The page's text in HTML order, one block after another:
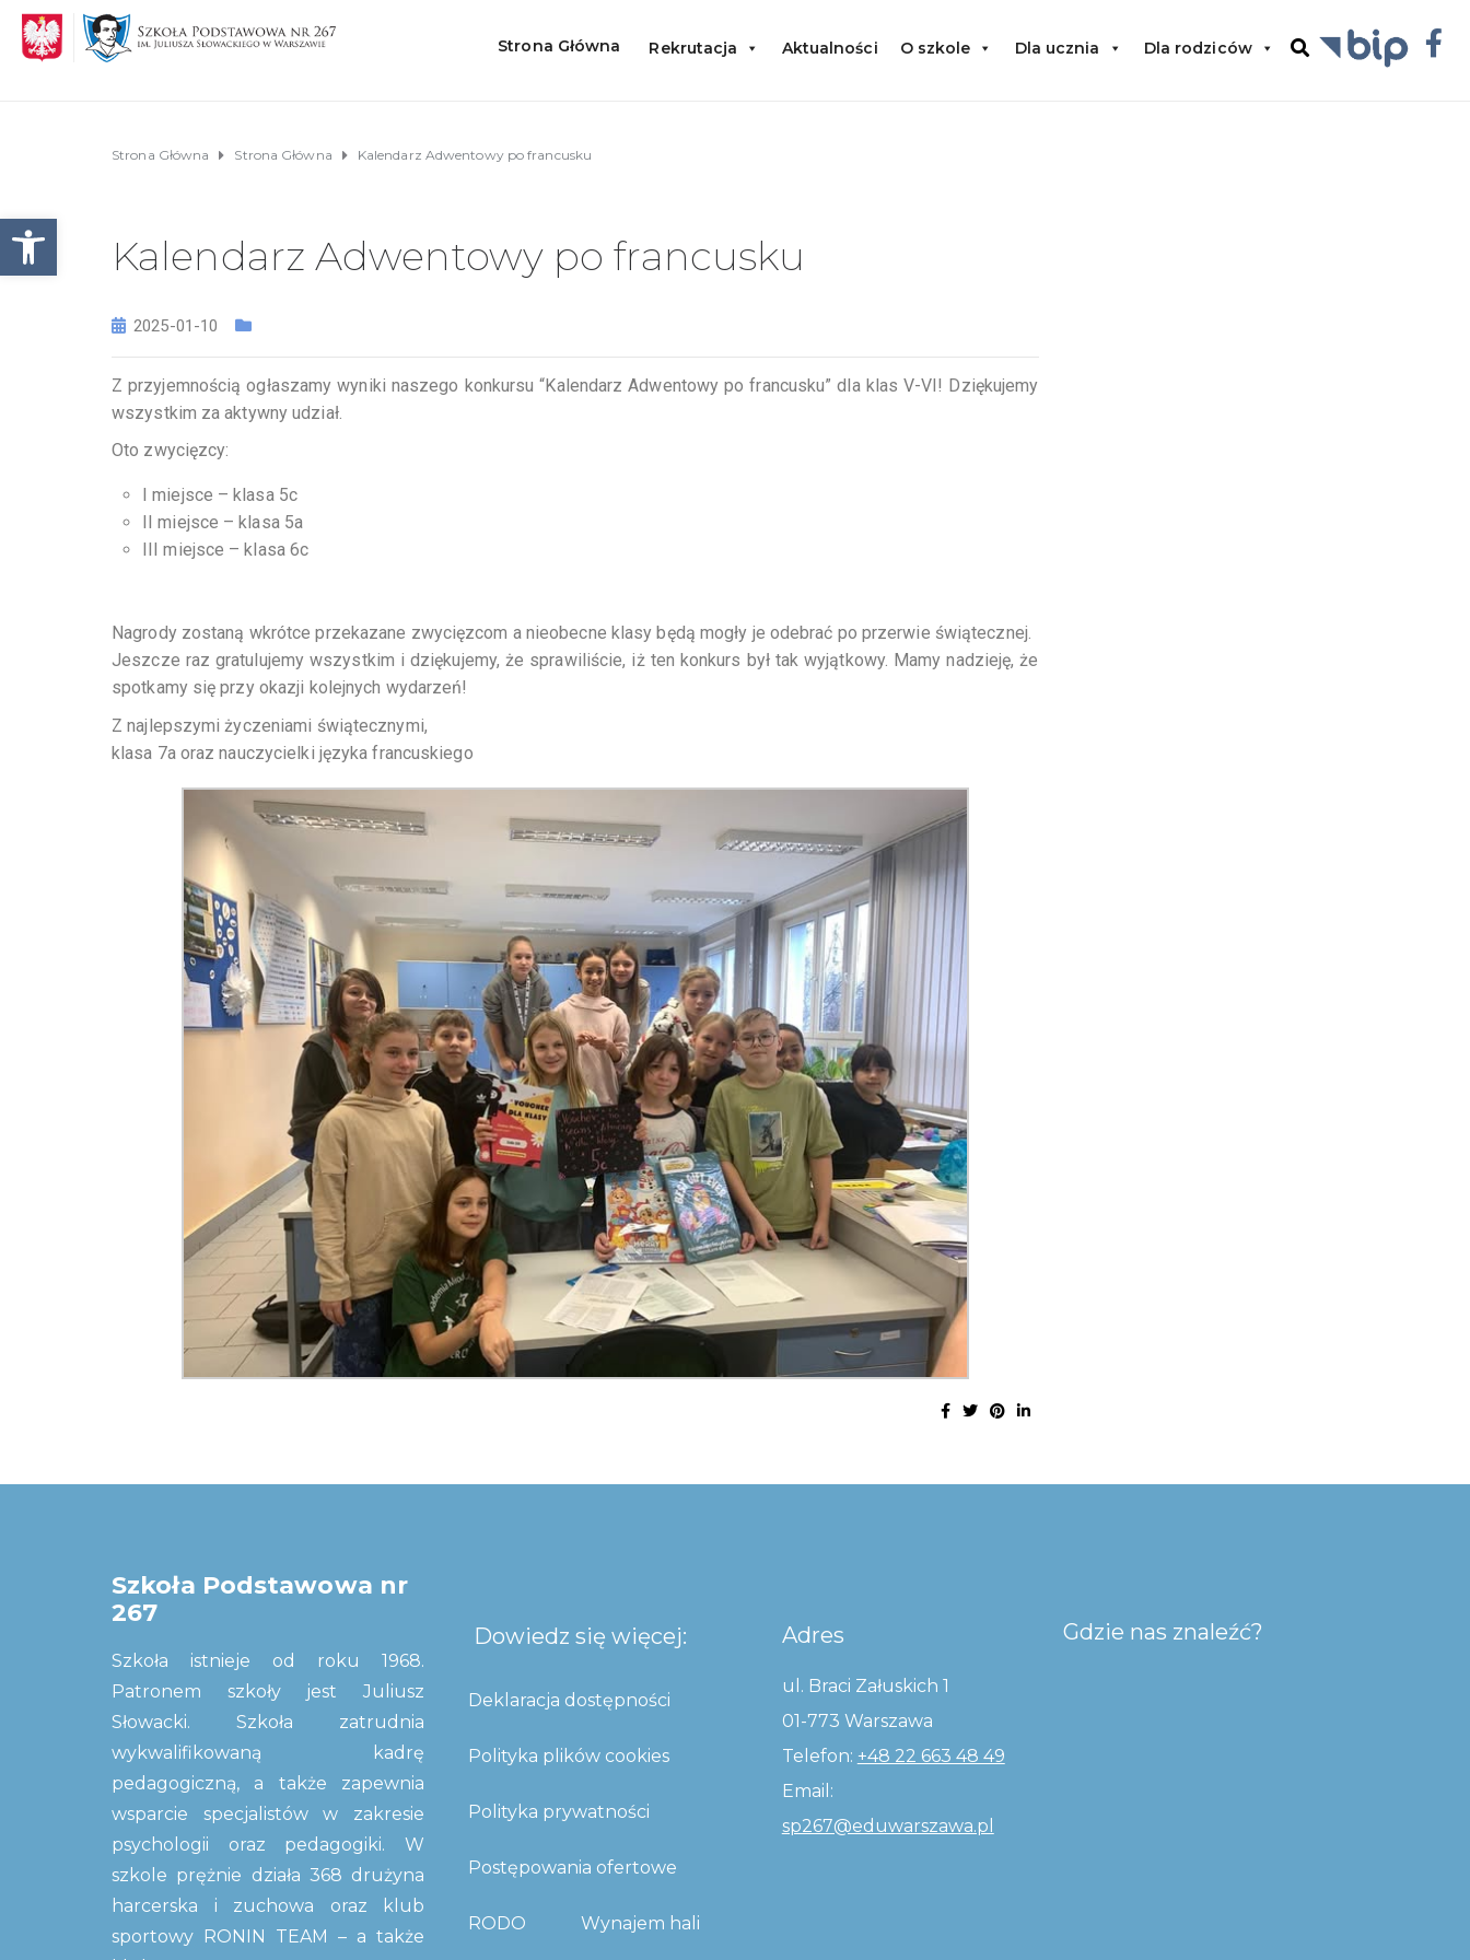
Otwórz pasek narzędzi
Strona Główna Rekrutacja Aktualności O szkole Dla ucznia Dla rodziców
Strona Główna Strona Główna Kalendarz Adwentowy po francusku
Kalendarz Adwentowy po francusku
2025-01-10
Z przyjemnością ogłaszamy wyniki naszego konkursu “Kalendarz Adwentowy po francusku” dla klas V-VI! Dziękujemy
wszystkim za aktywny udział.
Oto zwycięzcy:
I miejsce – klasa 5c
II miejsce – klasa 5a
III miejsce – klasa 6c
Nagrody zostaną wkrótce przekazane zwycięzcom a nieobecne klasy będą mogły je odebrać po przerwie świątecznej.
Jeszcze raz gratulujemy wszystkim i dziękujemy, że sprawiliście, iż ten konkurs był tak wyjątkowy. Mamy nadzieję, że
spotkamy się przy okazji kolejnych wydarzeń!
Z najlepszymi życzeniami świątecznymi,
klasa 7a oraz nauczycielki języka francuskiego
Szkoła Podstawowa nr
267
Szkoła istnieje od roku 1968.
Patronem szkoły jest Juliusz
Słowacki. Szkoła zatrudnia
wykwalifikowaną kadrę
pedagogiczną, a także zapewnia
wsparcie specjalistów w zakresie
psychologii oraz pedagogiki. W
szkole prężnie działa 368 drużyna
harcerska i zuchowa oraz klub
sportowy RONIN TEAM – a także
Dowiedz się więcej:
Deklaracja dostępności
Polityka plików cookies
Polityka prywatności
Postępowania ofertowe
RODO Wynajem hali
Adres
ul. Braci Załuskich 1
01-773 Warszawa
Telefon: +48 22 663 48 49
Email:
sp267@eduwarszawa.pl
Gdzie nas znaleźć?